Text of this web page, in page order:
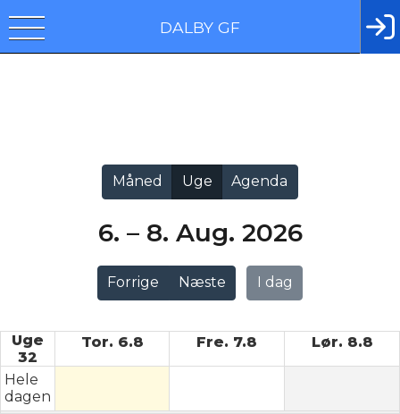
DALBY GF
Forrige Næste I dag
6. – 8. Aug. 2026
Måned Uge Agenda
Uge
32
Tor. 6.8 Fre. 7.8 Lør. 8.8
Hele
dagen